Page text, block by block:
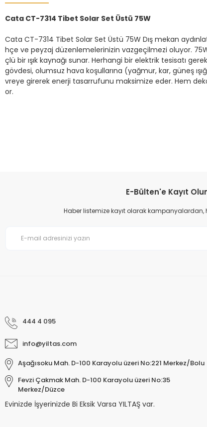
Cata CT-7314 Tibet Solar Set Üstü 75W
Cata CT-7314 Tibet Solar Set Üstü 75W Dış mekan
hçe ve peyzaj düzenlemelerinizin vazgeçilmezi oluyor.
çlü bir ışık kaynağı sunar. Herhangi bir elektrik tesisatı
gövdesi, olumsuz hava koşullarına (yağmur, kar, güneş
vreye girerek enerji tasarrufunu maksimize eder. Hem
or.
Bu ürünün fiyat bilgisi, resim, ürün açıklamalarında ve diğer
Bu ürüne benzer farklı alternatifler olmalı.
E-Bülten'e Kayıt
Haber listemize kayıt olarak kampanyalardan,
444 4 095
info@yiltas.com
Aşağısoku Mah. D-100 Karayolu üzeri No:221 Merkez/Bolu
Fevzi Çakmak Mah. D-100 Karayolu üzeri No:35
Merkez/Düzce
Evinizde İşyerinizde Bi Eksik Varsa YILTAŞ var.